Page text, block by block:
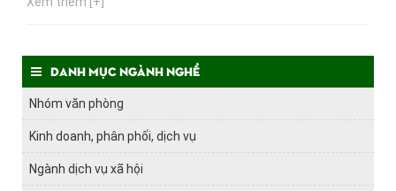
Danh mục ngành nghề
Nhóm văn phòng
Kinh doanh, phân phối, dịch vụ
Ngành dịch vụ xã hội